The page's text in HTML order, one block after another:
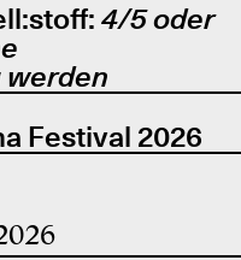
4/5 oder
werden
Festival 2026